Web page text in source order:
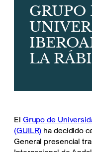
GRUPO
LA
El Grupo de
(GUILR) ha decidido
General presencial